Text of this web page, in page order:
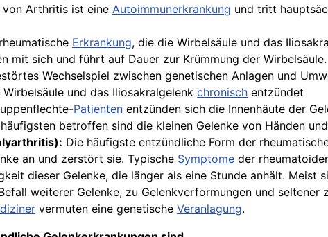
von Arthritis ist eine Autoimmunerkrankung und tritt
Erkrankung, die die Wirbelsäule und das
mit sich und führt auf Dauer zur Krümmung der
Wechselspiel zwischen genetischen Anlagen und
und das Iliosakralgelenk chronisch entzündet
-Patienten entzünden sich die Innenhäute der
betroffen sind die kleinen Gelenke von Händen und
Die häufigste entzündliche Form der
an und zerstört sie. Typische Symptome der
dieser Gelenke, die länger als eine Stunde anhält. Meist
weiterer Gelenke, zu Gelenkverformungen und seltener
vermuten eine genetische Veranlagung.